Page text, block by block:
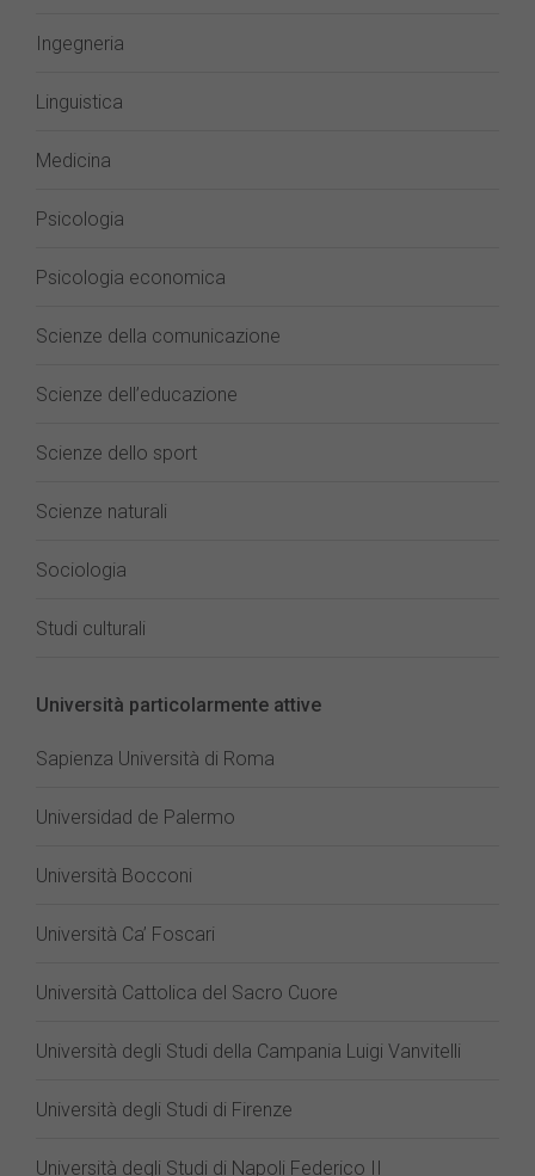
Ingegneria
Linguistica
Medicina
Psicologia
Psicologia economica
Scienze della comunicazione
Scienze dell’educazione
Scienze dello sport
Scienze naturali
Sociologia
Studi culturali
Università particolarmente attive
Sapienza Università di Roma
Universidad de Palermo
Università Bocconi
Università Ca’ Foscari
Università Cattolica del Sacro Cuore
Università degli Studi della Campania Luigi Vanvitelli
Università degli Studi di Firenze
Università degli Studi di Napoli Federico II